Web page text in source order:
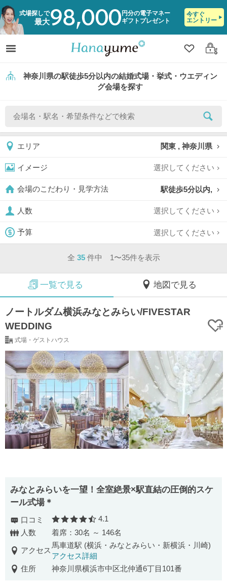
式場探しで
最大98,000 円分の電子マネー
ギフトプレゼント
今すぐ
エントリー
クリップ
ログ
神奈川県の駅徒歩5分以内の結婚式場・挙式・ウエディン
グ会場を探す
エリア 関東 , 神奈川県
イメージ 選択してください
会場のこだわり・見学方法 駅徒歩5分以内,
人数 選択してください
予算 選択してください
全 35 件中 1〜35件を表示
一覧で見る 地図で見る
ノートルダム横浜みなとみらい/FIVESTAR
WEDDING
式場・ゲストハウス
みなとみらいを一望！全室絶景×駅直結の圧倒的スケ
ール式場＊
口コミ 口コミ評価
4.1
人数
着席：30名 ～ 146名
アクセス
馬車道駅 (横浜・みなとみらい・新横浜・川崎)
アクセス詳細
住所
神奈川県横浜市中区北仲通6丁目101番